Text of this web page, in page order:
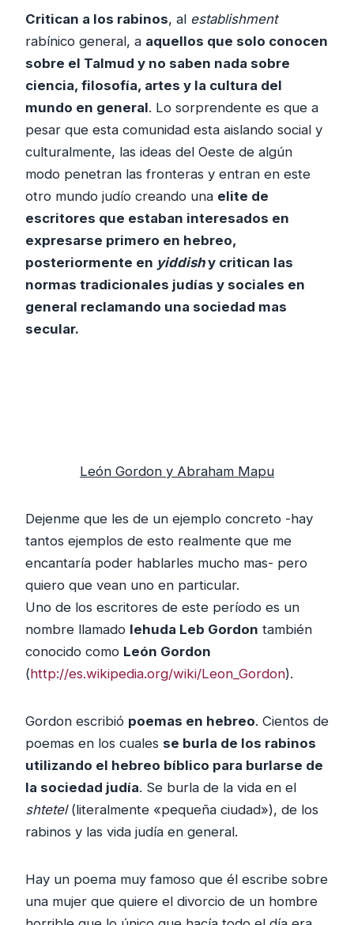
Critican a los rabinos, al establishment
rabínico general, a aquellos que solo conocen
sobre el Talmud y no saben nada sobre
ciencia, filosofía, artes y la cultura del
mundo en general. Lo sorprendente es que a
pesar que esta comunidad esta aislando social y
culturalmente, las ideas del Oeste de algún
modo penetran las fronteras y entran en este
otro mundo judío creando una elite de
escritores que estaban interesados en
expresarse primero en hebreo,
posteriormente en yiddishy critican las
normas tradicionales judías y sociales en
general reclamando una sociedad mas
secular.
León Gordon y Abraham Mapu
Dejenme que les de un ejemplo concreto -hay
tantos ejemplos de esto realmente que me
encantaría poder hablarles mucho mas- pero
quiero que vean uno en particular.
Uno de los escritores de este período es un
nombre llamado Iehuda Leb Gordon también
conocido como León Gordon
(http://es.wikipedia.org/wiki/Leon_Gordon).
Gordon escribió poemas en hebreo. Cientos de
poemas en los cuales se burla de los rabinos
utilizando el hebreo bíblico para burlarse de
la sociedad judía. Se burla de la vida en el
shtetel(literalmente «pequeña ciudad»), de los
rabinos y las vida judía en general.
Hay un poema muy famoso que él escribe sobre
una mujer que quiere el divorcio de un hombre